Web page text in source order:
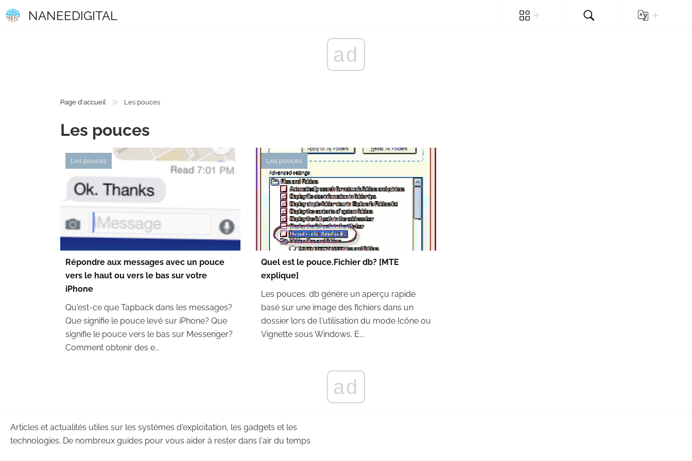
NANEEDIGITAL
ad
Page d'accueil Les pouces
Les pouces
Les pouces
Répondre aux messages avec un pouce
vers le haut ou vers le bas sur votre
iPhone
Qu'est-ce que Tapback dans les messages?
Que signifie le pouce levé sur iPhone? Que
signifie le pouce vers le bas sur Messenger?
Comment obtenir des e...
Les pouces
Quel est le pouce.Fichier db? [MTE
explique]
Les pouces. db génère un aperçu rapide
basé sur une image des fichiers dans un
dossier lors de l'utilisation du mode Icône ou
Vignette sous Windows. E...
ad
Articles et actualités utiles sur les systèmes d'exploitation, les gadgets et les
technologies. De nombreux guides pour vous aider à rester dans l'air du temps